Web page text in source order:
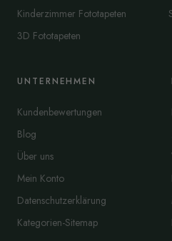
Kinderzimmer Fototapeten
3D Fototapeten
UNTERNEHMEN
Kundenbewertungen
Blog
Über uns
Mein Konto
Datenschutzerklärung
Kategorien-Sitemap